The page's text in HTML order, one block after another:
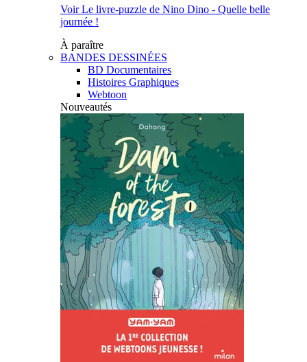
Voir Le livre-puzzle de Nino Dino - Quelle belle
journée !
À paraître
BANDES DESSINÉES
BD Documentaires
Histoires Graphiques
Webtoon
Nouveautés